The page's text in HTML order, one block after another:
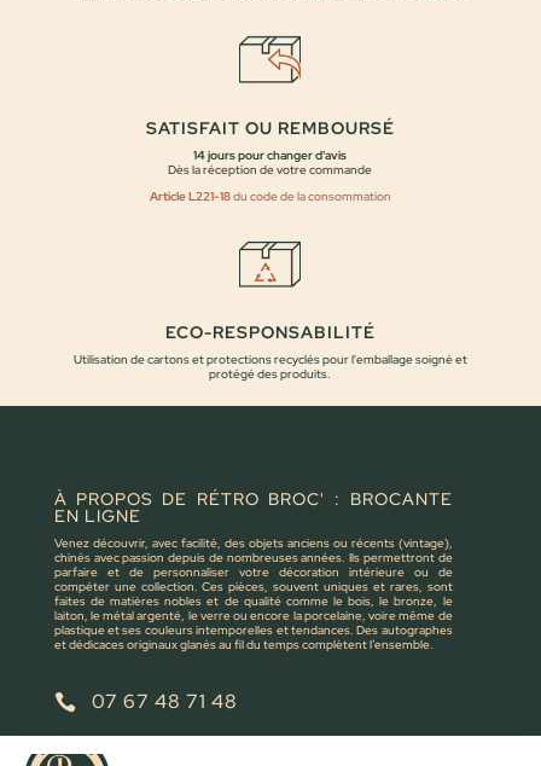
SATISFAIT OU REMBOURSÉ
14 jours pour changer d'avis
Dès la réception de votre commande
Article L221-18du code de la consommation
ECO-RESPONSABILITÉ
Utilisation de cartons et protections recyclés pour l'emballage soigné et
protégé des produits.
À PROPOS DE RÉTRO BROC' : BROCANTE
EN LIGNE
Venez découvrir, avec facilité, des objets anciens ou récents (vintage),
chinés avec passion depuis de nombreuses années. Ils permettront de
parfaire et de personnaliser votre décoration intérieure ou de
compéter une collection. Ces pièces, souvent uniques et rares, sont
faites de matières nobles et de qualité comme le bois, le bronze, le
laiton, le métal argenté, le verre ou encore la porcelaine, voire même de
plastique et ses couleurs intemporelles et tendances. Des autographes
et dédicaces originaux glanés au fil du temps complètent l’ensemble.
 07 67 48 71 48
 retrobroc85@gmail.com